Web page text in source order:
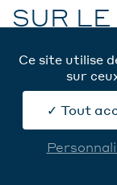
IMAGERIE
SUR
Voir toute
Ce site utilise
sur
Tout